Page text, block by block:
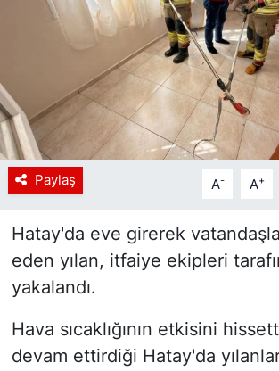
Paylaş A- A+
Hatay'da eve girerek
eden yılan, itfaiye ekipleri
yakalandı.
Hava sıcaklığının etkisini
devam ettirdiği Hatay'da yılanlar
Siyaset
YEREL HABER
Haberde insan
Tanıtım